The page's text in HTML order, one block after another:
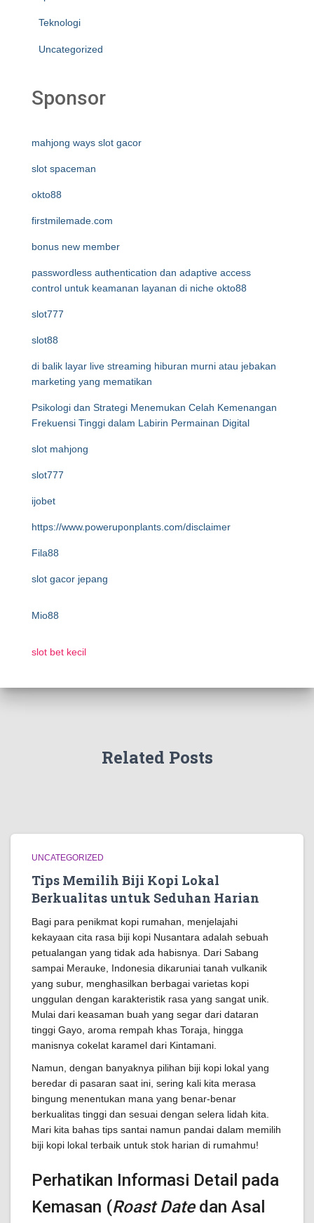
Teknologi
Uncategorized
Sponsor
mahjong ways slot gacor
slot spaceman
okto88
firstmilemade.com
bonus new member
passwordless authentication dan adaptive access
control untuk keamanan layanan di niche okto88
slot777
slot88
di balik layar live streaming hiburan murni atau jebakan
marketing yang mematikan
Psikologi dan Strategi Menemukan Celah Kemenangan
Frekuensi Tinggi dalam Labirin Permainan Digital
slot mahjong
slot777
ijobet
https://www.poweruponplants.com/disclaimer
Fila88
slot gacor jepang
Mio88
slot bet kecil
Related Posts
UNCATEGORIZED
Tips Memilih Biji Kopi Lokal
Berkualitas untuk Seduhan Harian
Bagi para penikmat kopi rumahan, menjelajahi
kekayaan cita rasa biji kopi Nusantara adalah sebuah
petualangan yang tidak ada habisnya. Dari Sabang
sampai Merauke, Indonesia dikaruniai tanah vulkanik
yang subur, menghasilkan berbagai varietas kopi
unggulan dengan karakteristik rasa yang sangat unik.
Mulai dari keasaman buah yang segar dari dataran
tinggi Gayo, aroma rempah khas Toraja, hingga
manisnya cokelat karamel dari Kintamani.
Namun, dengan banyaknya pilihan biji kopi lokal yang
beredar di pasaran saat ini, sering kali kita merasa
bingung menentukan mana yang benar-benar
berkualitas tinggi dan sesuai dengan selera lidah kita.
Mari kita bahas tips santai namun pandai dalam memilih
biji kopi lokal terbaik untuk stok harian di rumahmu!
Perhatikan Informasi Detail pada
Kemasan (Roast Datedan Asal